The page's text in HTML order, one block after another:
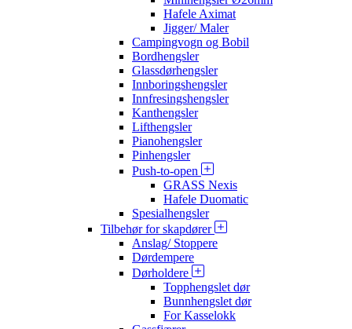
Hafele Aximat
Jigger/ Maler
Campingvogn og Bobil
Bordhengsler
Glassdørhengsler
Innboringshengsler
Innfresingshengsler
Kanthengsler
Lifthengsler
Pianohengsler
Pinhengsler
Push-to-open
GRASS Nexis
Hafele Duomatic
Spesialhengsler
Tilbehør for skapdører
Anslag/ Stoppere
Dørdempere
Dørholdere
Topphengslet dør
Bunnhengslet dør
For Kasselokk